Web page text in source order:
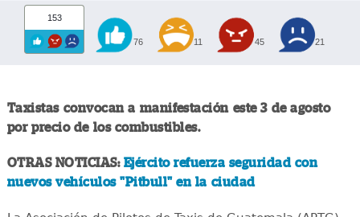
153
76 11 45 21
Taxistas convocan a manifestación este 3 de agosto
por precio de los combustibles.
OTRAS NOTICIAS: Ejército refuerza seguridad con
nuevos vehículos "Pitbull" en la ciudad